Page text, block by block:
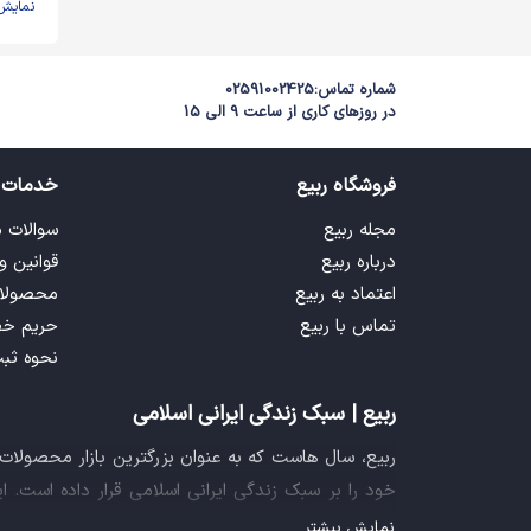
شماره تماس:02591002425
در روزهای کاری از ساعت 9 الی 15
فروشگاه ربیع
مجله ربیع
درباره ربیع
اعتماد به ربیع
تماس با ربیع
خدمات
سوالات
قوانین
حریم
نحوه
ربیع | سبک زندگی ایرانی اسلامی
ربیع، سال هاست که به عنوان بزرگترین بازار
خود را بر سبک زندگی ایرانی اسلامی قرار داده
فراهم آورده تا تمام نیازهای شما را برای خرید